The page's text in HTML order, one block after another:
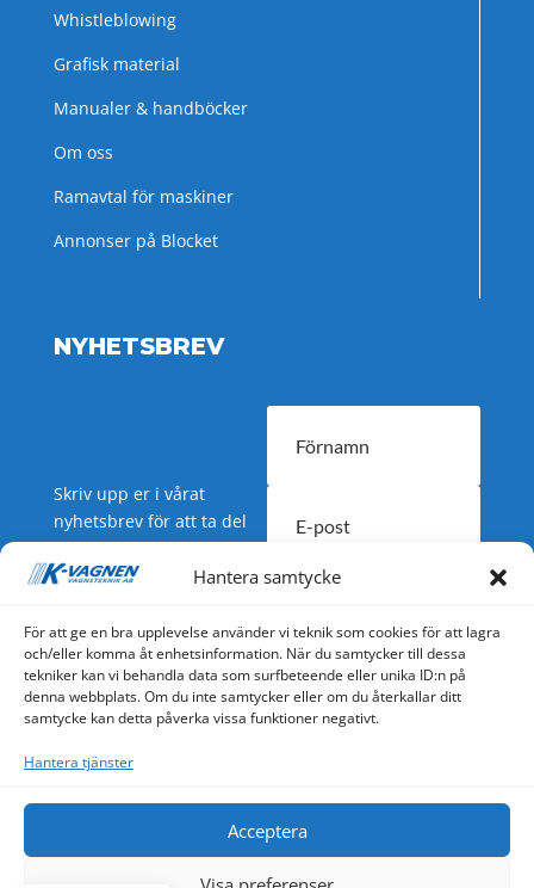
Hantera samtycke
För att ge en bra upplevelse använder vi teknik som cookies för att lagra
och/eller komma åt enhetsinformation. När du samtycker till dessa
tekniker kan vi behandla data som surfbeteende eller unika ID:n på
denna webbplats. Om du inte samtycker eller om du återkallar ditt
samtycke kan detta påverka vissa funktioner negativt.
Hantera tjänster
Acceptera
Whistleblowing
Grafisk material
Manualer & handböcker
Om oss
Ramavtal för maskiner
Annonser på Blocket
NYHETSBREV
Skriv upp er i vårat
nyhetsbrev för att ta del
av nyheter och
erbjudanden.
SUBSCRIBE
mer än 35 år till kommuner, kyrkogårdsförvaltningar,
bostadsbolag, golfbanor och entreprenörer m.fl.
Hittills har fler än 10 000 K-Vagnar tillverkats samt
övriga produkter.